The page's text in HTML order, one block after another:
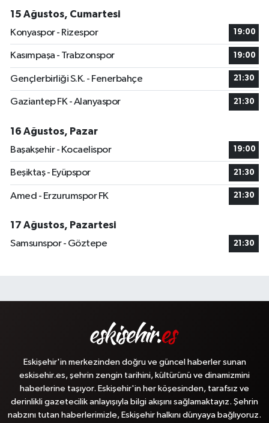
15 Ağustos, Cumartesi
Konyaspor - Rizespor
19:00
Kasımpaşa - Trabzonspor 19:00
Gençlerbirliği S.K. - Fenerbahçe 21:30
Gaziantep FK - Alanyaspor 21:30
16 Ağustos, Pazar
Başakşehir - Kocaelispor
19:00
Beşiktaş - Eyüpspor 21:30
Amed - Erzurumspor FK 21:30
17 Ağustos, Pazartesi
Samsunspor - Göztepe
21:30
Eskişehir'in merkezinden doğru ve güncel haberler sunan
eskisehir.es, şehrin zengin tarihini, kültürünü ve dinamizmini
haberlerine taşıyor. Eskişehir'in her köşesinden, tarafsız ve
derinlikli gazetecilik anlayışıyla bilgi akışını sağlamaktayız. Şehrin
nabzını tutan haberlerimizle, Eskişehir halkını dünyaya bağlıyoruz.